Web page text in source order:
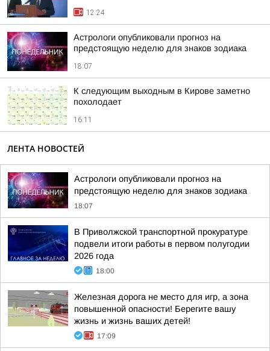
12:24
Астрологи опубликовали прогноз на
предстоящую неделю для знаков зодиака
18:07
К следующим выходным в Кирове заметно
похолодает
16:11
ЛЕНТА НОВОСТЕЙ
Астрологи опубликовали прогноз на
предстоящую неделю для знаков зодиака
18:07
В Приволжской транспортной прокуратуре
подвели итоги работы в первом полугодии
2026 года
18:00
Железная дорога не место для игр, а зона
повышенной опасности! Берегите вашу
жизнь и жизнь ваших детей!
17:09